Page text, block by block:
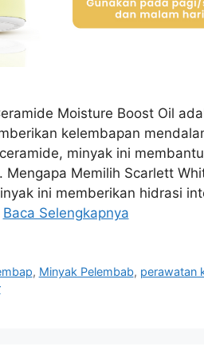
Moisture Boost Oil
kelembapan
minyak ini
Mengapa Memilih Scarlett
ini memberikan hidrasi
Baca Selengkapnya
, Minyak Pelembab, perawatan